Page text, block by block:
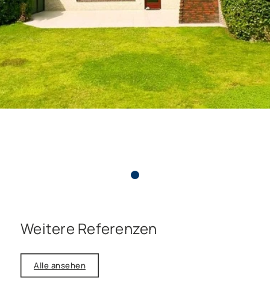
Weitere Referenzen
Alle ansehen